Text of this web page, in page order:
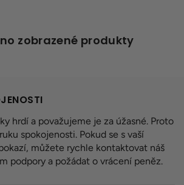
zobrazené produkty
hrdí a považujeme je za úžasné. Proto
spokojenosti. Pokud se s vaší
můžete rychle kontaktovat náš
podpory a požádat o vrácení peněz.